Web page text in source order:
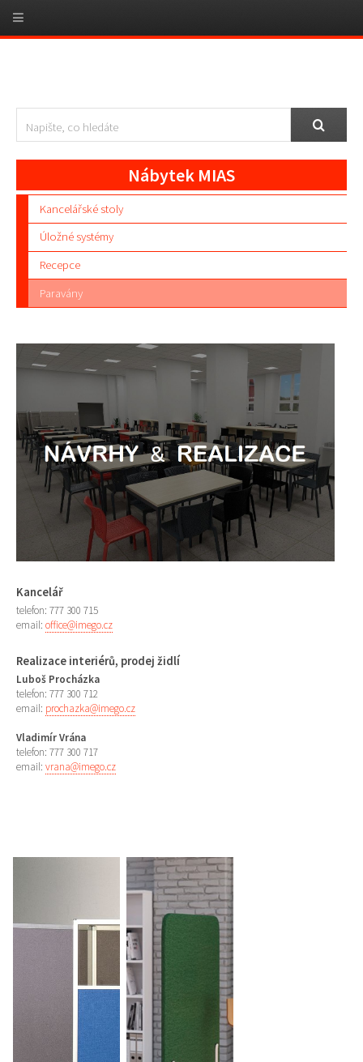
Nábytek MIAS
Kancelářské stoly
Úložné systémy
Recepce
Paravány
Kancelář
telefon: 777 300 715
email: office@imego.cz
Realizace interiérů, prodej židlí
Luboš Procházka
telefon: 777 300 712
email: prochazka@imego.cz
Vladimír Vrána
telefon: 777 300 717
email: vrana@imego.cz
více zde ... více zde ...